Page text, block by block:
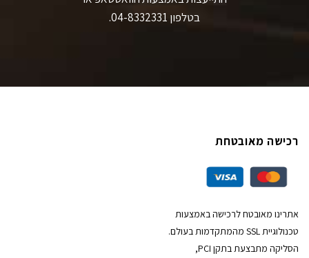
בטלפון 04-8332331.
רכישה מאובטחת
אתרינו מאובטח לרכישה באמצעות
טכנולוגיית SSL מהמתקדמות בעולם.
הסליקה מתבצעת בתקן PCI,